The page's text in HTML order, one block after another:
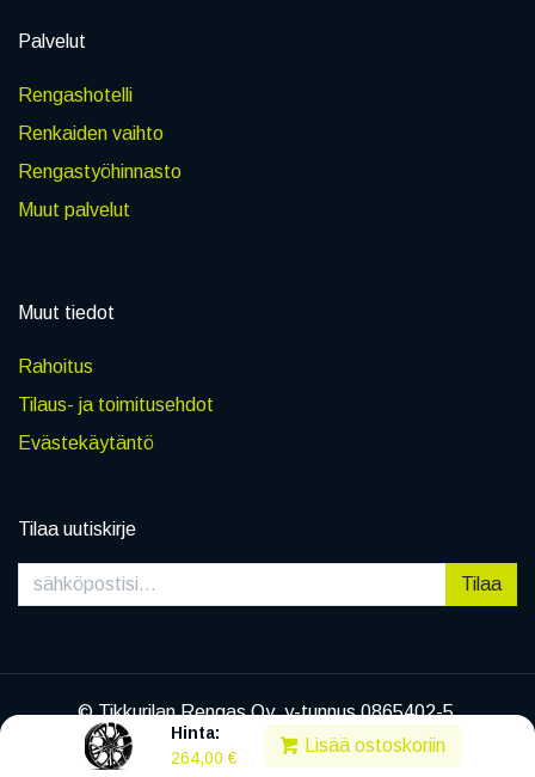
Hinta:
264,00 €
Lisää ostoskoriin
Palvelut
Rengashotelli
Renkaiden vaihto
Rengastyöhinnasto
Muut palvelut
Muut tiedot
Rahoitus
Tilaus- ja toimitusehdot
Evästekäytäntö
Tilaa uutiskirje
Tilaa
© Tikkurilan Rengas Oy, y-tunnus 0865402-5
|Tietosuojaseloste